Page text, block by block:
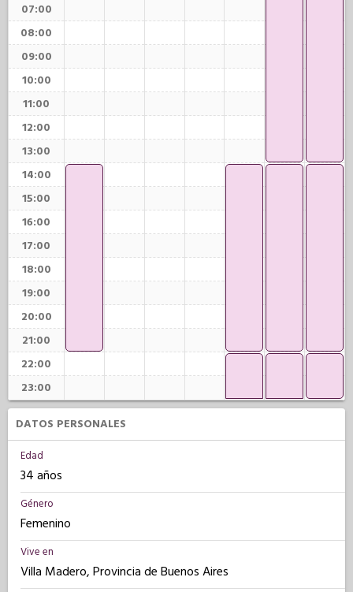
07:00
08:00
09:00
10:00
11:00
12:00
13:00
14:00
15:00
16:00
17:00
18:00
19:00
20:00
21:00
22:00
23:00
DATOS PERSONALES
Edad
34 años
Género
Femenino
Vive en
Villa Madero, Provincia de Buenos Aires